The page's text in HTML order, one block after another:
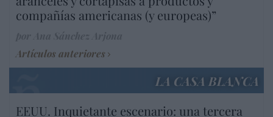
compañías americanas (y europeas)”
Artículos anteriores
LA CASA BLANCA
EEUU. Inquietante escenario: una tercera